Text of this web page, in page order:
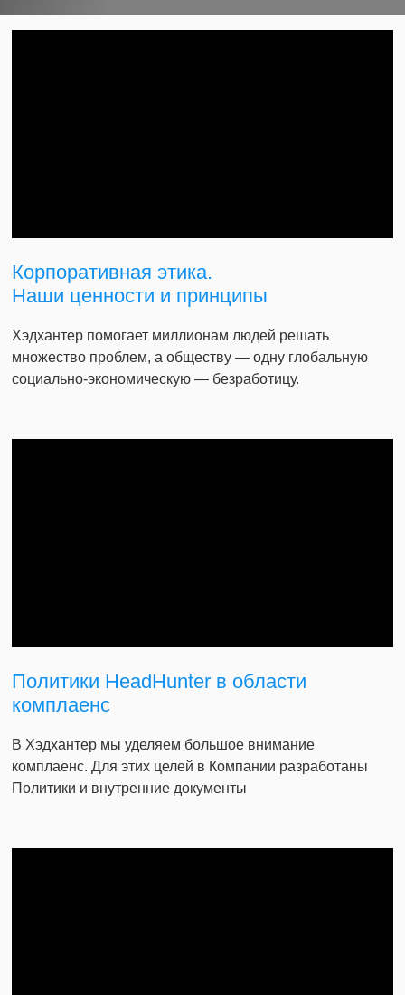
Корпоративная этика.
Наши ценности и принципы
Хэдхантер помогает миллионам людей решать
множество проблем, а обществу — одну глобальную
социально-экономическую — безработицу.
Политики HeadHunter в области
комплаенс
В Хэдхантер мы уделяем большое внимание
комплаенс. Для этих целей в Компании разработаны
Политики и внутренние документы